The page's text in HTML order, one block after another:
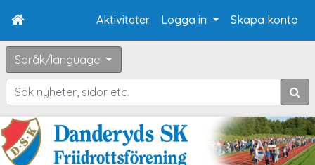
Aktiviteter Logga in Skapa konto
Språk/language
Sök